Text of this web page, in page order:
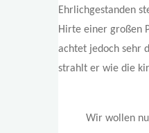
Ehrlichgestanden
Hirte einer großen
achtet jedoch sehr
strahlt er wie die
Wir wollen